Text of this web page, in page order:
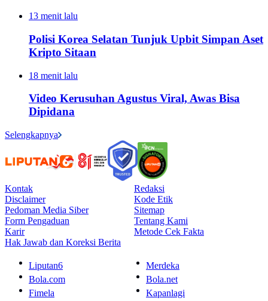
13 menit lalu
Polisi Korea Selatan Tunjuk Upbit Simpan Aset
Kripto Sitaan
18 menit lalu
Video Kerusuhan Agustus Viral, Awas Bisa
Dipidana
Selengkapnya
Kontak
Redaksi
Disclaimer
Kode Etik
Pedoman Media Siber
Sitemap
Form Pengaduan
Tentang Kami
Karir
Metode Cek Fakta
Hak Jawab dan Koreksi Berita
Liputan6
Merdeka
Bola.com
Bola.net
Fimela
Kapanlagi